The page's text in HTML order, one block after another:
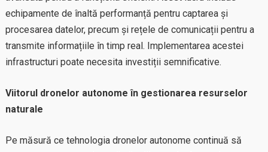
echipamente de înaltă performanță pentru captarea și
procesarea datelor, precum și rețele de comunicații pentru a
transmite informațiile în timp real. Implementarea acestei
infrastructuri poate necesita investiții semnificative.
Viitorul dronelor autonome în gestionarea resurselor
naturale
Pe măsură ce tehnologia dronelor autonome continuă să